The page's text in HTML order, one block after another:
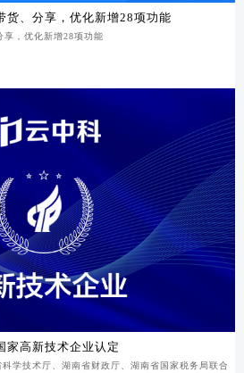
货、分享，优化新增28项功能
享，优化新增28项功能
家高新技术企业认定
学技术厅、湖南省财政厅、湖南省国家税务局联合